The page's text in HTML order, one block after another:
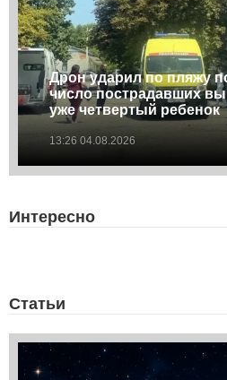
Дрон ударил по пляжу
число пострадавших
уже четвертый ребенок
13:26 04.08.2026
Интересно
Статьи